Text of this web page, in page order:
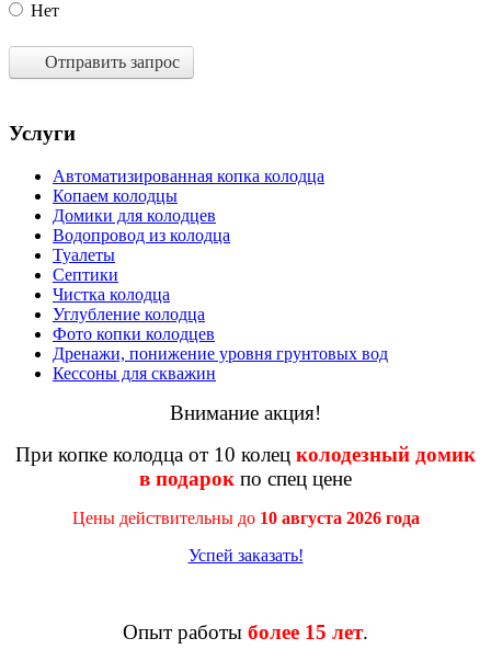
Нет
Отправить запрос
Услуги
Автоматизированная копка колодца
Копаем колодцы
Домики для колодцев
Водопровод из колодца
Туалеты
Септики
Чистка колодца
Углубление колодца
Фото копки колодцев
Дренажи, понижение уровня грунтовых вод
Кессоны для скважин
Внимание акция!
При копке колодца от 10 колец колодезный домик
в подарок по спец цене
Цены действительны до 10 августа 2026 года
Успей заказать!
Опыт работы более 15 лет.